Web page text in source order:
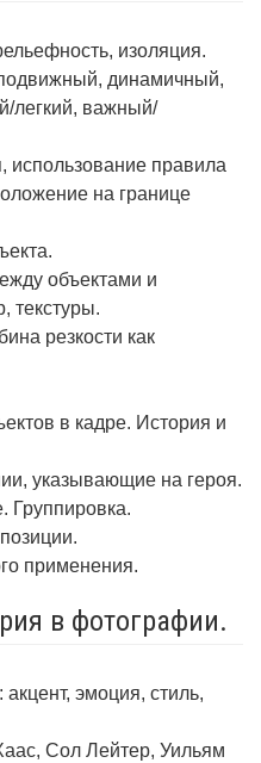
изоляция.
динамичный,
легкий, важный/
использование правила
на границе
объектами и
текстуры.
резкости как
в кадре. История и
указывающие на героя.
Группировка.
применения.
в фотографии.
эмоция, стиль,
Сол Лейтер, Уильям